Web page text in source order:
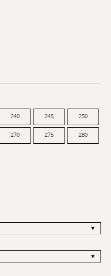
240 245 250
270 275 280